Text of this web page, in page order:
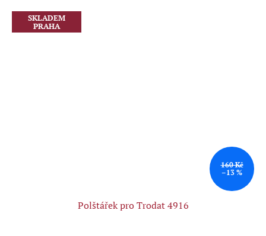
SKLADEM
PRAHA
160 Kč
–13 %
Polštářek pro Trodat 4916